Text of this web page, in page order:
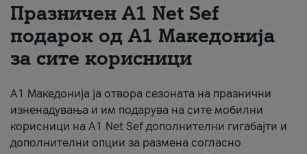
За нас
#ПодобарОнлајн
Празничен A1 Net Sеf
подарок од А1 Македонија
за сите корисници
А1 Македонија ја отвора сезоната на празнични
изненадувања и им подарува на сите мобилни
корисници на A1 Net Sef дополнителни гигабајти и
дополнителни опции за размена согласно